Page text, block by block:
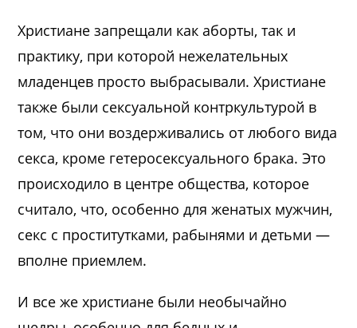
Христиане запрещали как аборты, так и
практику, при которой нежелательных
младенцев просто выбрасывали. Христиане
также были сексуальной контркультурой в
том, что они воздерживались от любого вида
секса, кроме гетеросексуального брака. Это
происходило в центре общества, которое
считало, что, особенно для женатых мужчин,
секс с проститутками, рабынями и детьми —
вполне приемлем.
И все же христиане были необычайно